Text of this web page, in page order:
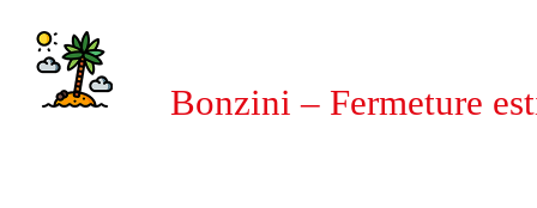
Modèles
sans monnayeur spéciaux
Bonzini – Fermeture